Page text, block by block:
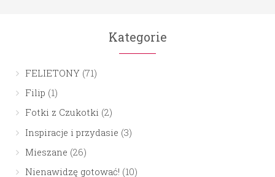
Kategorie
FELIETONY(71)
Filip (1)
Fotki z Czukotki (2)
Inspiracje i przydasie (3)
Mieszane (26)
Nienawidzę gotować! (10)